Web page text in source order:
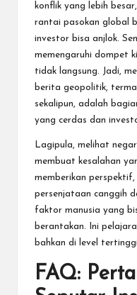
konflik yang lebih
rantai pasokan global
investor bisa anjlok.
memengaruhi dompet
tidak langsung. Jadi,
berita geopolitik,
sekalipun, adalah
yang cerdas dan
Lagipula, melihat
membuat kesalahan
memberikan perspektif,
persenjataan canggih
faktor manusia yang
berantakan. Ini
bahkan di level
FAQ: